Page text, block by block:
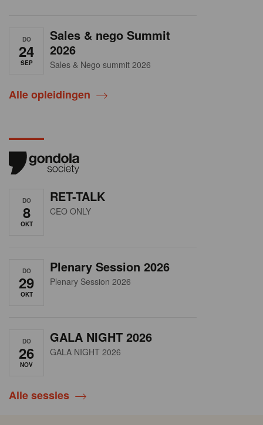
DO
24
SEP
Sales & nego Summit
2026
Sales & Nego summit 2026
Alle opleidingen
DO
8
OKT
RET-TALK
CEO ONLY
DO
29
OKT
Plenary Session 2026
Plenary Session 2026
DO
26
NOV
GALA NIGHT 2026
GALA NIGHT 2026
Alle sessies